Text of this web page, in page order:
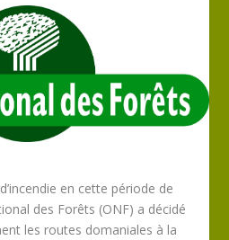
en cette période de
des Forêts (ONF) a décidé
les routes domaniales à la